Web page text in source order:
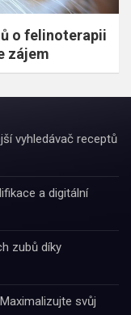
o felinoterapii
zájem
vyhledávač receptů
a digitální
zubů díky
svůj